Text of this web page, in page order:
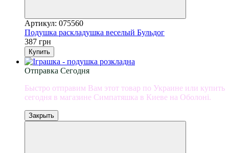
Артикул: 075560
Подушка раскладушка веселый Бульдог
387 грн
Купить
Отправка Сегодня
Быстро отправим Вам этот товар по Украине или купить
сегодня в магазине Симпатяшка в Киеве на Оболоні.
Закрыть